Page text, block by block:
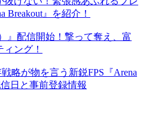
Breakout』を紹介！
』配信開始！撃って奪え、富
ング！
略が物を言う新鋭FPS『Arena
日と事前登録情報